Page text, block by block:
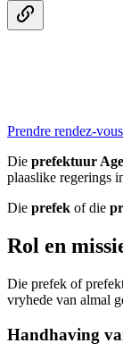
Prendre rendez-
Die prefektuur
plaaslike regerings
Die prefek of die
Rol en
Die prefek of
vryhede van almal
Handhaving